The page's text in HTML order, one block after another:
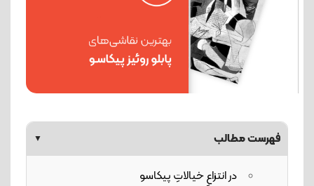
فهرست مطالب ▼
در انتزاعِ خیالاتِ پیکاسو